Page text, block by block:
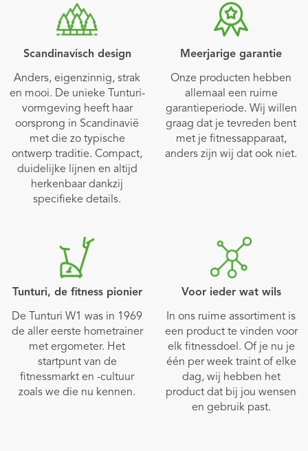
Scandinavisch design
Anders, eigenzinnig, strak
en mooi. De unieke Tunturi-
vormgeving heeft haar
oorsprong in Scandinavië
met die zo typische
ontwerp traditie. Compact,
duidelijke lijnen en altijd
herkenbaar dankzij
specifieke details.
Meerjarige garantie
Onze producten hebben
allemaal een ruime
garantieperiode. Wij willen
graag dat je tevreden bent
met je fitnessapparaat,
anders zijn wij dat ook niet.
Tunturi, de fitness pionier
De Tunturi W1 was in 1969
de aller eerste hometrainer
met ergometer. Het
startpunt van de
fitnessmarkt en -cultuur
zoals we die nu kennen.
Voor ieder wat wils
In ons ruime assortiment is
een product te vinden voor
elk fitnessdoel. Of je nu je
één per week traint of elke
dag, wij hebben het
product dat bij jou wensen
en gebruik past.